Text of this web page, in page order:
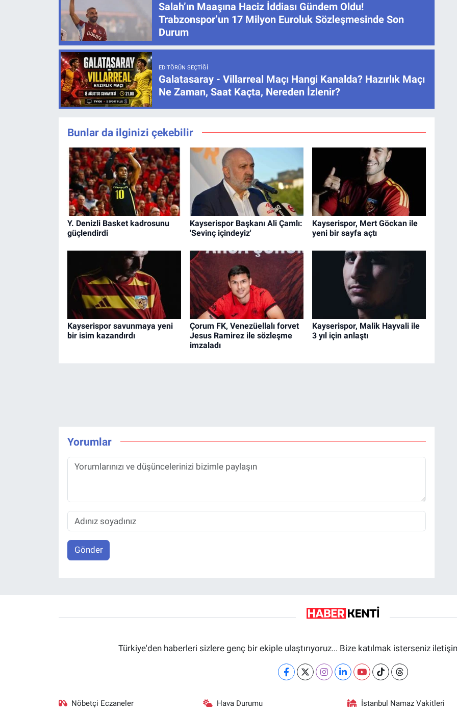
Salah’ın Maaşına Haciz İddiası Gündem Oldu!
Trabzonspor’un 17 Milyon Euroluk Sözleşmesinde Son
Durum
EDITÖRÜN SEÇTIĞI
Galatasaray - Villarreal Maçı Hangi Kanalda? Hazırlık Maçı
Ne Zaman, Saat Kaçta, Nereden İzlenir?
Bunlar da ilginizi çekebilir
Y. Denizli Basket kadrosunu
güçlendirdi
Kayserispor Başkanı Ali Çamlı:
'Sevinç içindeyiz'
Kayserispor, Mert Göckan ile
yeni bir sayfa açtı
Kayserispor savunmaya yeni
bir isim kazandırdı
Çorum FK, Venezüellalı forvet
Jesus Ramirez ile sözleşme
imzaladı
Kayserispor, Malik Hayvali ile
3 yıl için anlaştı
Yorumlar
Gönder
Türkiye'den haberleri sizlere genç bir ekiple ulaştırıyoruz... Bize katılmak isterseniz
Nöbetçi Eczaneler Hava Durumu İstanbul Namaz Vakitleri